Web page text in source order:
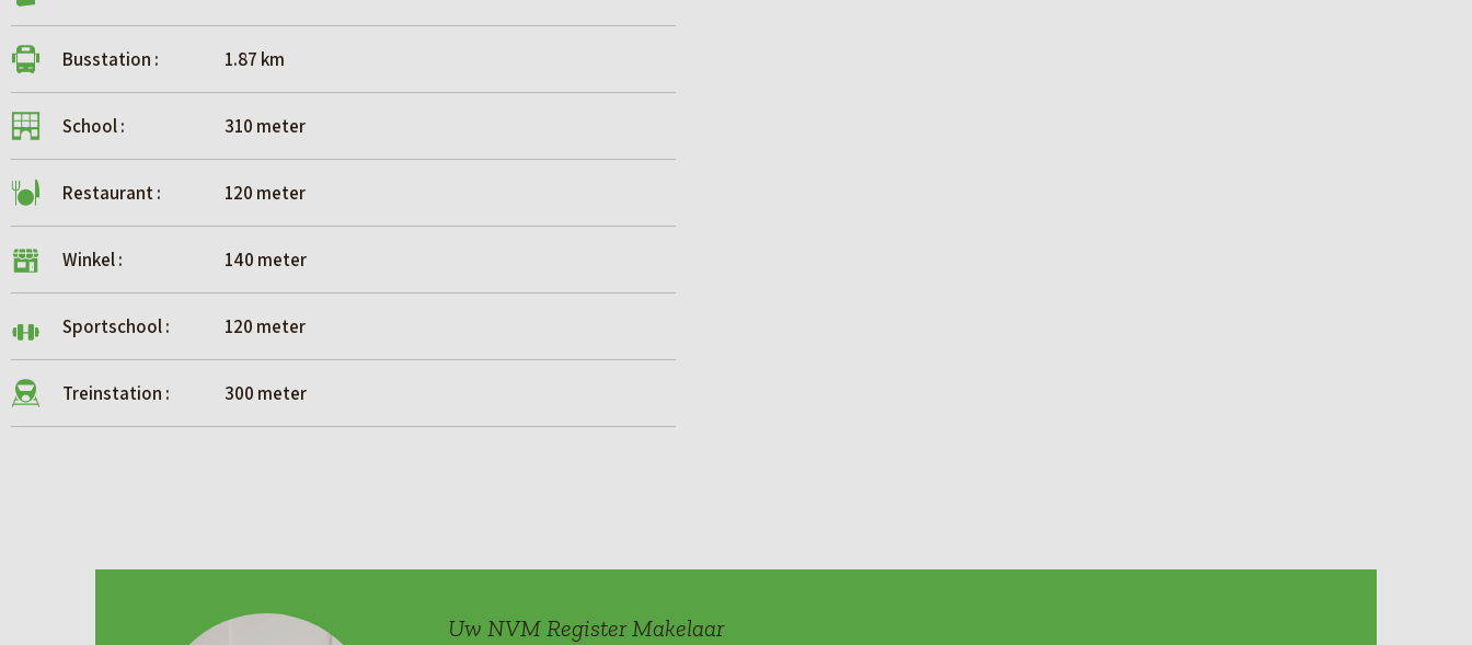
Busstation : 1.87 km
School : 310 meter
Restaurant : 120 meter
Winkel : 140 meter
Sportschool : 120 meter
Treinstation : 300 meter
Uw NVM Register Makelaar